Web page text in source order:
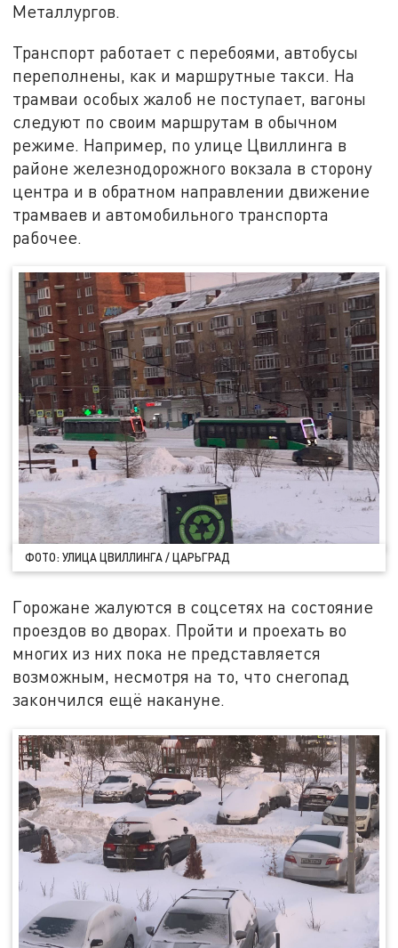
Металлургов.
Транспорт работает с перебоями, автобусы
переполнены, как и маршрутные такси. На
трамваи особых жалоб не поступает, вагоны
следуют по своим маршрутам в обычном
режиме. Например, по улице Цвиллинга в
районе железнодорожного вокзала в сторону
центра и в обратном направлении движение
трамваев и автомобильного транспорта
рабочее.
ФОТО: УЛИЦА ЦВИЛЛИНГА / ЦАРЬГРАД
Горожане жалуются в соцсетях на состояние
проездов во дворах. Пройти и проехать во
многих из них пока не представляется
возможным, несмотря на то, что снегопад
закончился ещё накануне.